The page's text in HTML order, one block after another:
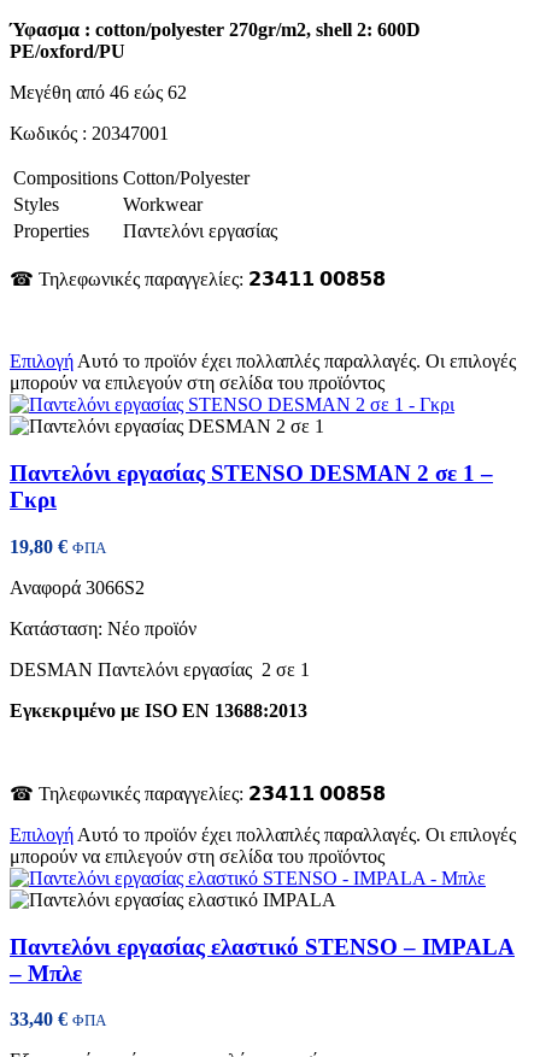
Ύφασμα : cotton/polyester 270gr/m2, shell 2: 600D
PE/oxford/PU
Μεγέθη από 46 εώς 62
Κωδικός : 20347001
Compositions Cotton/Polyester
Styles
Workwear
Properties
Παντελόνι εργασίας
☎ Τηλεφωνικές παραγγελίες: 𝟮𝟯𝟰𝟭𝟭 𝟬𝟬𝟴𝟱𝟴
Επιλογή Αυτό το προϊόν έχει πολλαπλές παραλλαγές. Οι επιλογές
μπορούν να επιλεγούν στη σελίδα του προϊόντος
Παντελόνι εργασίας STENSO DESMAN 2 σε 1 –
Γκρι
19,80 € ΦΠΑ
Αναφορά 3066S2
Κατάσταση: Νέο προϊόν
DESMAN Παντελόνι εργασίας 2 σε 1
Εγκεκριμένο με ISO EN 13688:2013
☎ Τηλεφωνικές παραγγελίες: 𝟮𝟯𝟰𝟭𝟭 𝟬𝟬𝟴𝟱𝟴
Επιλογή Αυτό το προϊόν έχει πολλαπλές παραλλαγές. Οι επιλογές
μπορούν να επιλεγούν στη σελίδα του προϊόντος
Παντελόνι εργασίας ελαστικό STENSO – IMPALA
– Μπλε
33,40 € ΦΠΑ